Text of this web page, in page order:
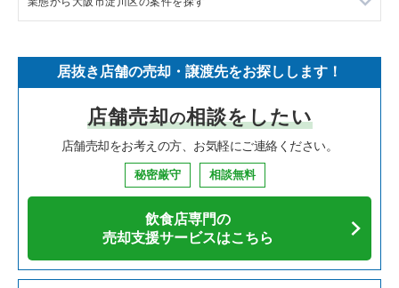
寿司の居抜き売却物件の案件一覧
焼肉の居抜き売却物件の案件一覧
鉄板焼き・お好み焼の居抜き売却物件の案件一覧
カフェの居抜き売却物件の案件一覧
テイクアウトの居抜き売却物件の案件一覧
神奈川県の飲食店の居抜き売却物件の案件一覧
大阪府の飲食店の居抜き売却物件の案件一覧
兵庫県の飲食店の居抜き売却物件の案件一覧
愛知県の飲食店の居抜き売却物件の案件一覧
岐阜県の飲食店の居抜き売却物件の案件一覧
堺市北区の飲食店の居抜き売却物件の案件一覧
堺市中区の飲食店の居抜き売却物件の案件一覧
大阪市西区の飲食店の居抜き売却物件の案件一覧
大阪市福島区の飲食店の居抜き売却物件の案件一覧
豊中市の飲食店の居抜き売却物件の案件一覧
大阪府のイタリア料理の居抜き売却物件の案件一覧
大阪府の中華の居抜き売却物件の案件一覧
大阪府のそば・うどんの居抜き売却物件の案件一覧
大阪府の焼肉の居抜き売却物件の案件一覧
大阪府の鉄板焼き・お好み焼の居抜き売却物件の案件一覧
大阪市淀川区の中華の居抜き売却物件の案件一覧
大阪市淀川区の焼肉の居抜き売却物件の案件一覧
大阪市淀川区の鉄板焼き・お好み焼の居抜き売却物件の案件一
大阪市淀川区のカフェの居抜き売却物件の案件一覧
大阪市淀川区のテイクアウトの居抜き売却物件の案件一覧
居抜き店舗の売却・譲渡先をお探しします！
店舗売却の相談をしたい
店舗売却をお考えの方、お気軽にご連絡ください。
秘密厳守 相談無料
飲食店専門の
売却支援サービスはこちら